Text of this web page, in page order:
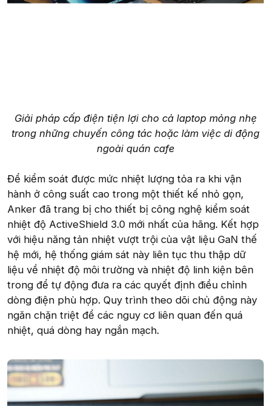
Giải pháp cấp điện tiện lợi cho cả laptop mỏng nhẹ
trong những chuyến công tác hoặc làm việc di động
ngoài quán cafe
Để kiểm soát được mức nhiệt lượng tỏa ra khi vận
hành ở công suất cao trong một thiết kế nhỏ gọn,
Anker đã trang bị cho thiết bị công nghệ kiểm soát
nhiệt độ ActiveShield 3.0 mới nhất của hãng. Kết hợp
với hiệu năng tản nhiệt vượt trội của vật liệu GaN thế
hệ mới, hệ thống giám sát này liên tục thu thập dữ
liệu về nhiệt độ môi trường và nhiệt độ linh kiện bên
trong để tự động đưa ra các quyết định điều chỉnh
dòng điện phù hợp. Quy trình theo dõi chủ động này
ngăn chặn triệt để các nguy cơ liên quan đến quá
nhiệt, quá dòng hay ngắn mạch.